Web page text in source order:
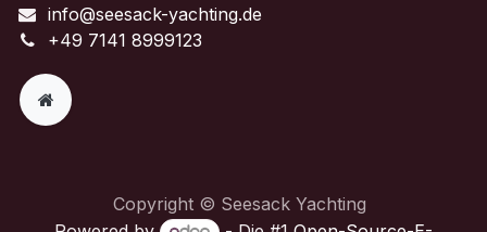
info@seesack-yachting.de
+49 7141 8999123
Copyright © Seesack Yachting